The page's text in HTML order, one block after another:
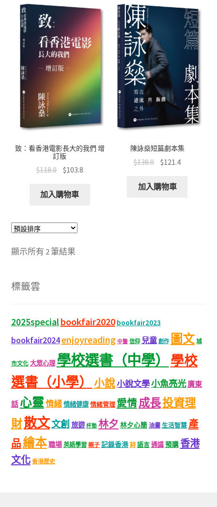
致：看香港電影長大的我們 增
訂版
$118.0 $103.8
加入購物車
陳詠燊短篇劇本集
$138.0 $121.4
加入購物車
顯示所有 2 筆結果
標籤雲
2025specialbookfair2020 bookfair2023
bookfair2024enjoyreading 中醫 信仰 兒童 創作 圖文 城
市文化 大眾心理 學校選書（中學）
學校
選書（小學）
小說小說文學小魚亮光 廣東
話 心靈情緒情緒健康情緒管理 愛情成長投資理
財散文文創 旅遊 杯墊 林夕 林夕心簡 油畫 生活智慧 產
品繪本職場 英語學習 親子 記錄香港 詩 語言通識預購香港
文化 香港歷史